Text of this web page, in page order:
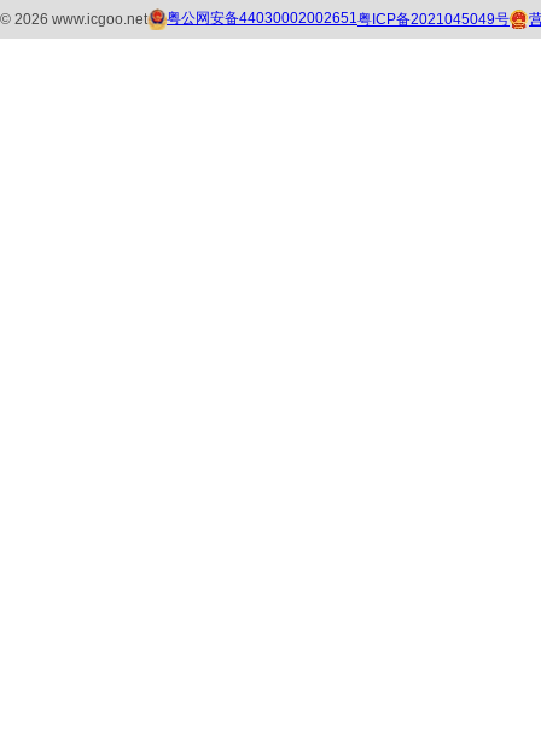
© 2026 www.icgoo.net 粤公网安备44030002002651粤ICP备2021045049号